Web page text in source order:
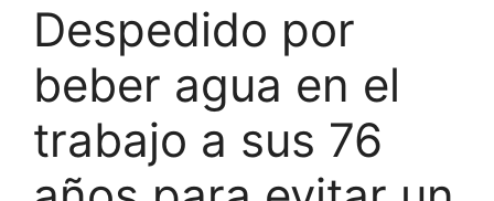
Despedido por
beber agua en el
trabajo a sus 76